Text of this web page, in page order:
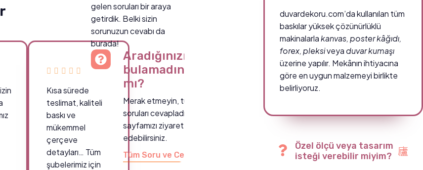
Kısa sürede
teslimat, kaliteli
baskı ve
mükemmel
çerçeve
detayları… Tüm
şubelerimiz için
gelen soruları bir araya
getirdik. Belki sizin
sorunuzun cevabı da
burada!
Aradığınızı
bulamadınız
mı?
Merak etmeyin, tüm
soruları cevapladığımız
sayfamızı ziyaret
edebilirsiniz.
Tüm Soru ve Cevaplar
duvardekoru.com’da kullanılan tüm
baskılar yüksek çözünürlüklü
makinalarlakanvas, poster kâğıdı,
forex, pleksiveya duvar kumaşı
üzerine yapılır. Mekânın ihtiyacına
göre en uygun malzemeyi birlikte
belirliyoruz.
Özel ölçü veya tasarım
isteği verebilir miyim?